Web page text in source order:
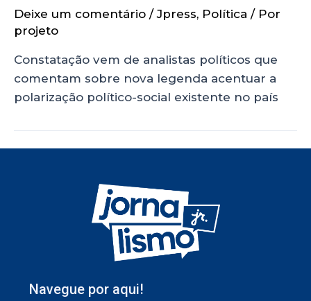
Deixe um comentário /Jpress, Política / Por
projeto
Constatação vem de analistas políticos que
comentam sobre nova legenda acentuar a
polarização político-social existente no país
Navegue por aqui!